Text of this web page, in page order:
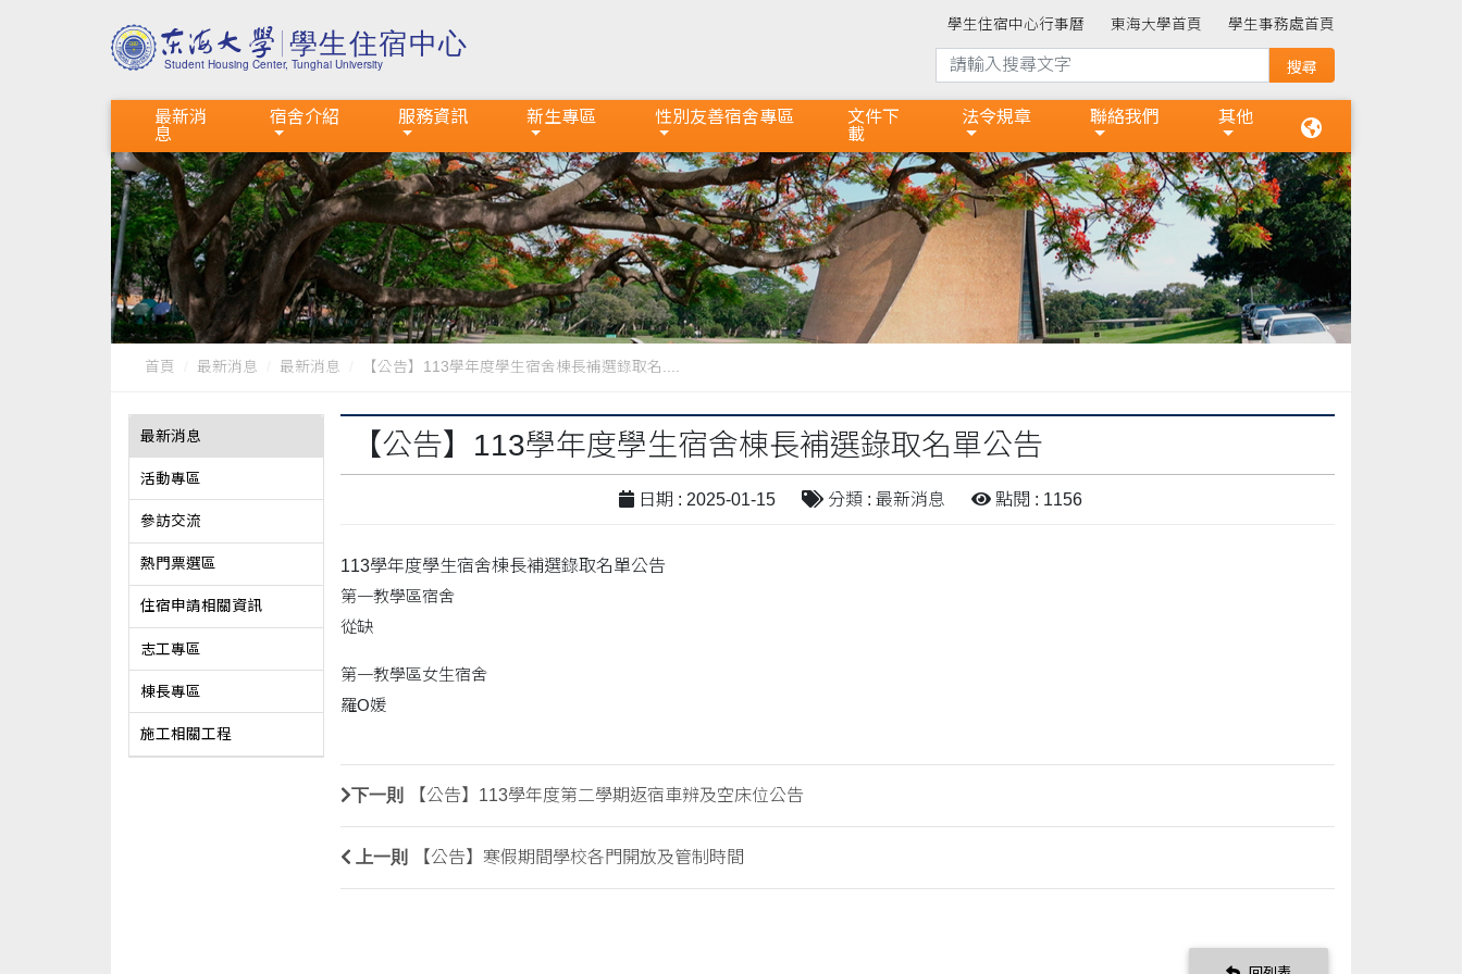
學生住宿中心行事曆 東海大學首頁 學生事務處首頁
最新消
息
宿舍介紹 服務資訊 新生專區 性別友善宿舍專區
文件下
載
法令規章 聯絡我們 其他
首頁 最新消息 最新消息 【公告】113學年度學生宿舍棟長補選錄取名....
最新消息
活動專區
參訪交流
熱門票選區
住宿申請相關資訊
志工專區
棟長專區
施工相關工程
【公告】113學年度學生宿舍棟長補選錄取名單公告
日期 : 2025-01-15 分類 : 最新消息 點閱 : 1156
113學年度學生宿舍棟長補選錄取名單公告
第一教學區宿舍
從缺
第一教學區女生宿舍
羅O媛
下一則 【公告】113學年度第二學期返宿車辨及空床位公告
上一則 【公告】寒假期間學校各門開放及管制時間